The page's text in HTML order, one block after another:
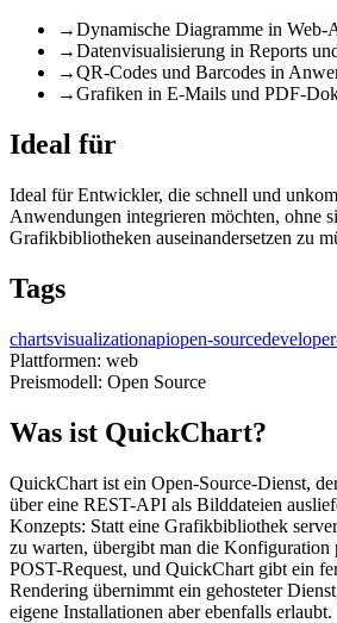
→Dynamische Diagramme in Web-
→Datenvisualisierung in Reports
→QR-Codes und Barcodes in
→Grafiken in E-Mails und PDF-
Ideal für
Ideal für Entwickler, die schnell und
Anwendungen integrieren möchten, ohne
Grafikbibliotheken auseinandersetzen zu
Tags
chartsvisualizationapiopen-source
Plattformen: web
Preismodell: Open Source
Was ist QuickChart?
QuickChart ist ein Open-Source-Dienst,
über eine REST-API als Bilddateien
Konzepts: Statt eine Grafikbibliothek
zu warten, übergibt man die Konfiguration
POST-Request, und QuickChart gibt ein
Rendering übernimmt ein gehosteter
eigene Installationen aber ebenfalls erlaubt.